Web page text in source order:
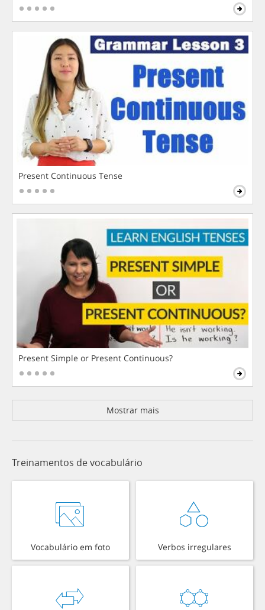
Present Continuous Tense
Present Simple or Present Continuous?
Mostrar mais
Treinamentos de vocabulário
Vocabulário em foto Verbos irregulares